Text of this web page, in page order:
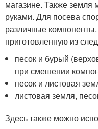
магазине. Также земля
руками. Для посева
различные
приготовленную из
песок и бурый
при смешении
песок и листовая
листовая земля,
Здесь также можно